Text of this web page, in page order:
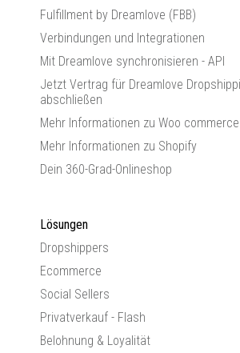
Fulfillment by Dreamlove (FBB)
Verbindungen und Integrationen
Mit Dreamlove synchronisieren - API
Jetzt Vertrag für Dreamlove
abschließen
Mehr Informationen zu Woo commerce
Mehr Informationen zu Shopify
Dein 360-Grad-Onlineshop
Lösungen
Dropshippers
Ecommerce
Social Sellers
Privatverkauf - Flash
Belohnung & Loyalität